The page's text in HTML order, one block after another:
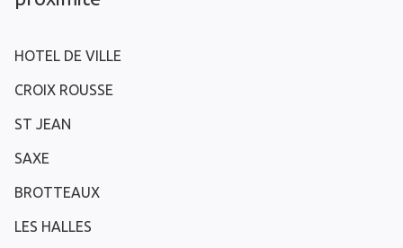
HOTEL DE VILLE
CROIX ROUSSE
ST JEAN
SAXE
BROTTEAUX
LES HALLES